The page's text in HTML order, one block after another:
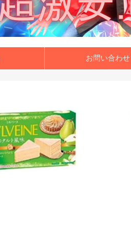
お問い合わせ